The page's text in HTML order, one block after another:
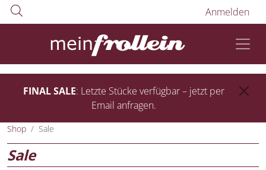
Anmelden
FINAL SALE: Letzte Stücke verfügbar – jetzt per
Email anfragen.
Shop Sale
Sale